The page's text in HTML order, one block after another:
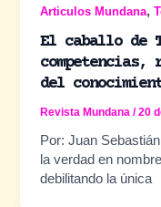
Articulos Mundana,
El caballo de
del
Revista Mundana/20
Por: Juan
la verdad en
debilitando la única